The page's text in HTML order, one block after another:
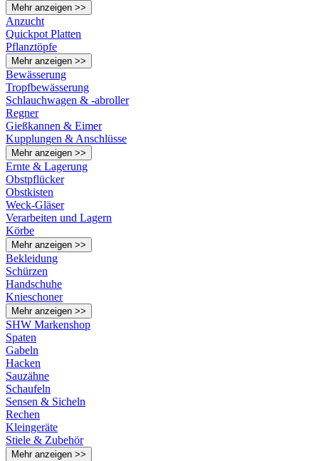
Mehr anzeigen >>
Anzucht
Quickpot Platten
Pflanztöpfe
Mehr anzeigen >>
Bewässerung
Tropfbewässerung
Schlauchwagen & -abroller
Regner
Gießkannen & Eimer
Kupplungen & Anschlüsse
Mehr anzeigen >>
Ernte & Lagerung
Obstpflücker
Obstkisten
Weck-Gläser
Verarbeiten und Lagern
Körbe
Mehr anzeigen >>
Bekleidung
Schürzen
Handschuhe
Knieschoner
Mehr anzeigen >>
SHW Markenshop
Spaten
Gabeln
Hacken
Sauzähne
Schaufeln
Sensen & Sicheln
Rechen
Kleingeräte
Stiele & Zubehör
Mehr anzeigen >>